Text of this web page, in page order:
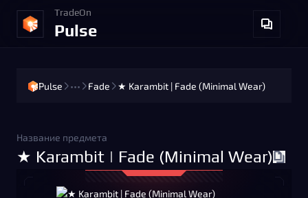
TradeOn
Pulse
Pulse ••• Fade ★ Karambit | Fade (Minimal Wear)
Название предмета
★ Karambit | Fade (Minimal Wear)